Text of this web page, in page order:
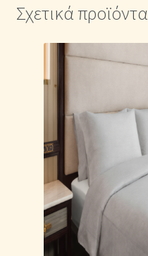
Σχετικά προϊόντα